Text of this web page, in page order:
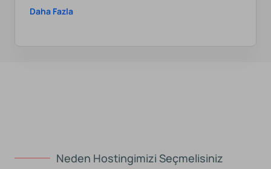
Daha Fazla
Neden Hostingimizi Seçmelisiniz